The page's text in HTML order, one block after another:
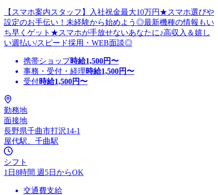
【スマホ案内スタッフ】入社祝金最大10万円★スマホ選びや
設定のお手伝い！未経験から始めよう◎最新機種の情報もい
ち早くゲット★スマホが手放せないあなたに♪高収入＆嬉し
い週払い/スピード採用・WEB面談◎
携帯ショップ時給1,500円〜
事務・受付・経理時給1,500円〜
受付時給1,500円〜
勤務地
面接地
長野県千曲市打沢14-1
屋代駅、千曲駅
シフト
1日8時間 週5日からOK
交通費支給